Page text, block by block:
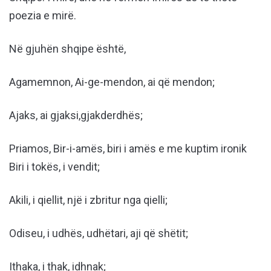
poezia e mirë.
Në gjuhën shqipe është,
Agamemnon, Ai-ge-mendon, ai që mendon;
Ajaks, ai gjaksi,gjakderdhës;
Priamos, Bir-i-amës, biri i amës e me kuptim ironik
Biri i tokës, i vendit;
Akili, i qiellit, një i zbritur nga qielli;
Odiseu, i udhës, udhëtari, aji që shëtit;
Ithaka, i thak, idhnak;